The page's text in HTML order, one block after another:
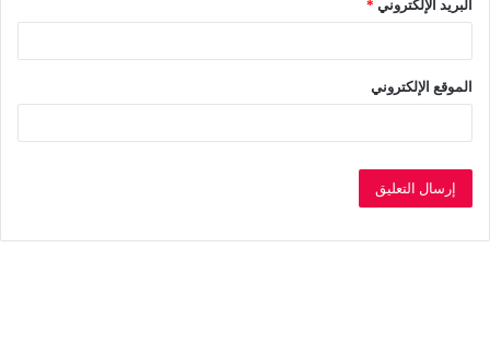
البريد الإلكتروني *
الموقع الإلكتروني